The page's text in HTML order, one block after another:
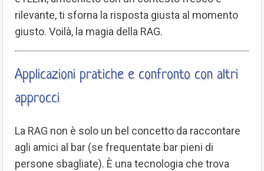
rilevante, ti sforna la risposta giusta al momento
giusto. Voilà, la magia della RAG.
Applicazioni pratiche e confronto con altri
approcci
La RAG non è solo un bel concetto da raccontare
agli amici al bar (se frequentate bar pieni di
persone sbagliate). È una tecnologia che trova